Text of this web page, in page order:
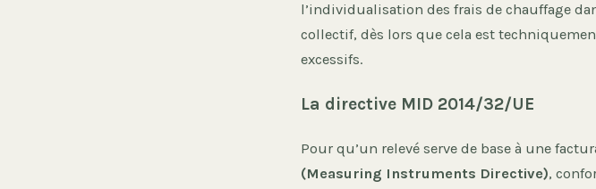
l’individualisation des frais de chauffage
collectif, dès lors que cela est
excessifs.
La directive MID 2014/32/UE
Pour qu’un relevé serve de base à une
(Measuring Instruments Directive),